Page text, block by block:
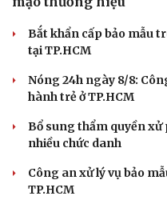
Du lịch
Săn Tour
check-in
Bắt khẩn cấp bảo mẫu
tại TP.HCM
Nóng 24h ngày 8/8:
hành trẻ ở TP.HCM
Bổ sung thẩm quyền
nhiều chức danh
Công an xử lý vụ bảo
TP.HCM